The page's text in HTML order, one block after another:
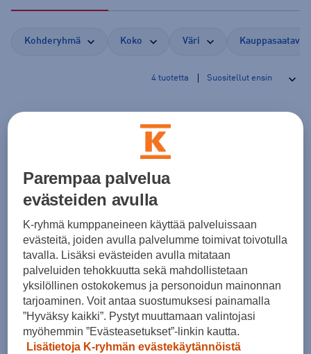
Kohderyhmä Koko Väri
4 tuotetta
Ecco
Biom Energi W Sneaker
(4)
160,00 €
Ecco
Biom Energi W Sneaker
(4)
Parempaa palvelua
evästeiden avulla
K-ryhmä kumppaneineen käyttää palveluissaan
evästeitä, joiden avulla palvelumme toimivat toivotulla
tavalla. Lisäksi evästeiden avulla mitataan
palveluiden tehokkuutta sekä mahdollistetaan
yksilöllinen ostokokemus ja personoidun mainonnan
tarjoaminen. Voit antaa suostumuksesi painamalla
”Hyväksy kaikki”. Pystyt muuttamaan valintojasi
myöhemmin ”Evästeasetukset”-linkin kautta.
Lisätietoja K-ryhmän evästekäytännöistä